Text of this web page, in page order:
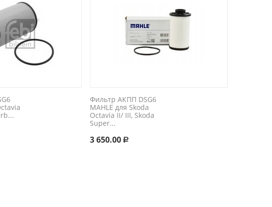
Фильтр АКПП DSG6
MAHLE для Skoda
Octavia II/ III, Skoda
Super...
3 650.00 Р